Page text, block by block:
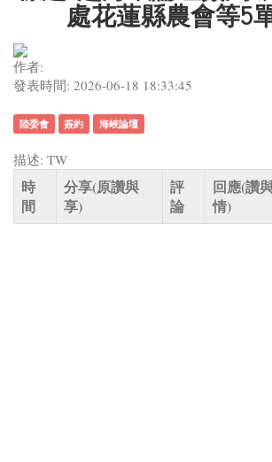
處花蓮縣農會等5
作者:
發表時間: 2026-06-18 18:33:45
陸委會 簽約 海峽論壇
描述: TW
時
間
分享(原讚與
享)
評
論
回應(讚
情)